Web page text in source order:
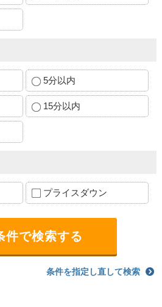
5分以内
15分以内
プライスダウン
条件を指定し直して検索